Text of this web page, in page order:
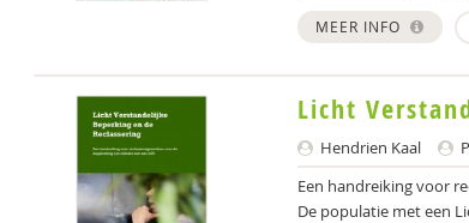
MEER INFO
Licht
Hendrien Kaal
Een handreiking voor
De populatie met een